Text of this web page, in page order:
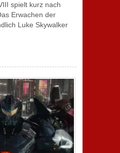
spielt kurz nach
Erwachen der
Luke Skywalker